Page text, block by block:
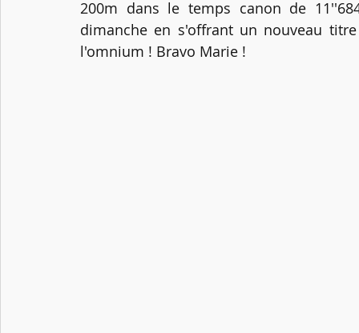
200m dans le temps canon de
dimanche en s'offrant un nouveau
l'omnium ! Bravo Marie !